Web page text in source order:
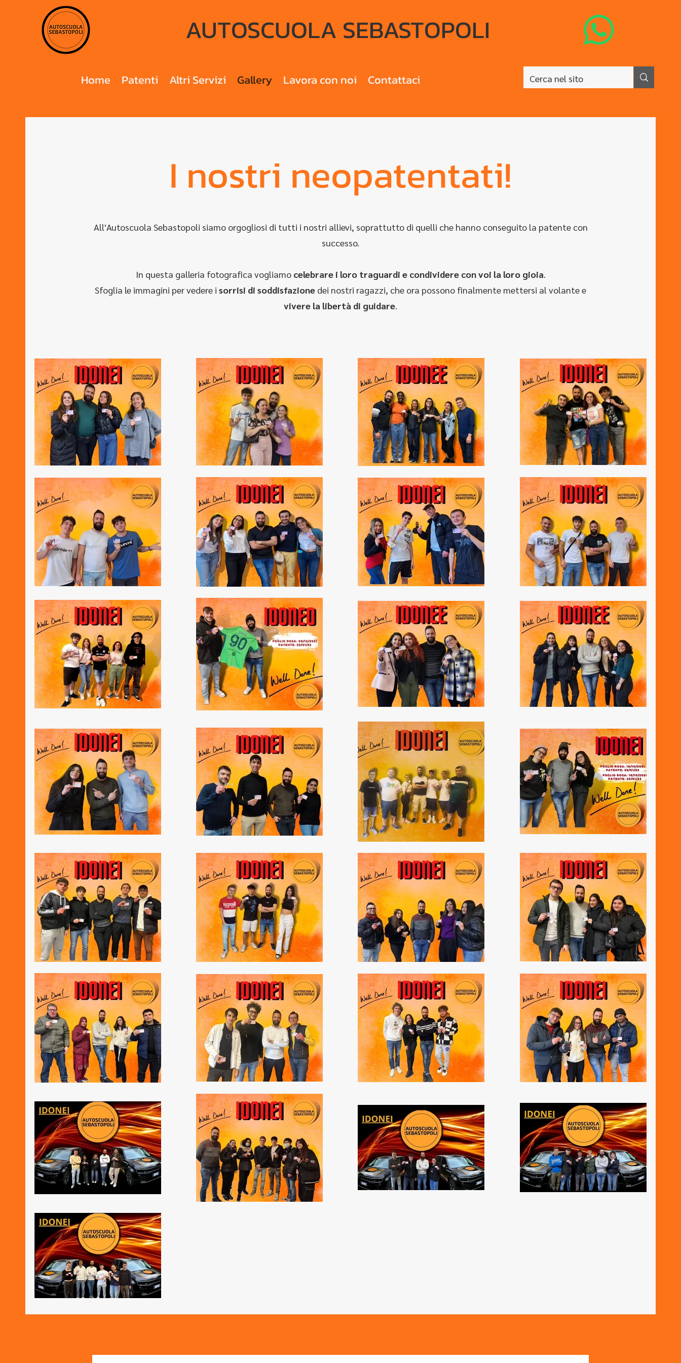
AUTOSCUOLA SEBASTOPOLI
Home Patenti Altri Servizi Gallery Lavora con noi Contattaci
I nostri neopatentati!
All'Autoscuola Sebastopoli siamo orgogliosi di tutti i nostri allievi, soprattutto di quelli che hanno conseguito la patente con
successo.
In questa galleria fotografica vogliamo celebrare i loro traguardi e condividere con voi la loro gioia.
Sfoglia le immagini per vedere i sorrisi di soddisfazione dei nostri ragazzi, che ora possono finalmente mettersi al volante e
vivere la libertà di guidare.